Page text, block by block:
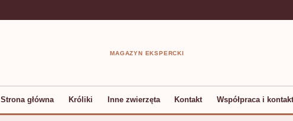
MAGAZYN EKSPERCKI
Strona główna Króliki Inne zwierzęta Kontakt Współpraca i